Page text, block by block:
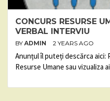
CONCURS RESURSE
VERBAL INTERVIU
BY ADMIN 2 YEARS AGO
Anunțul îl puteți descărca aici:
Resurse Umane sau vizualiza